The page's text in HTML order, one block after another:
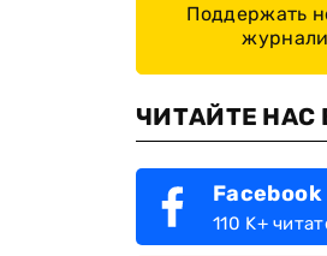
Поддержать
ЧИТАЙТЕ НАС
Facebook
110 K+